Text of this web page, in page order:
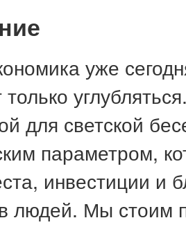
уже
только
для светской
параметром,
инвестиции и
людей. Мы стоим